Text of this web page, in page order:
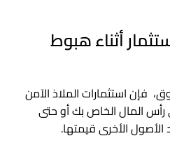
أثناء هبوط
فإن استثمارات الملاذ الآمن
المال الخاص بك أو حتى
الأخرى قيمتها.